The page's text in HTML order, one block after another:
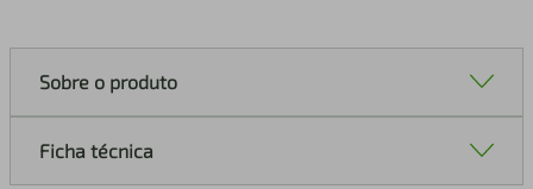
Sobre o produto
Ficha técnica